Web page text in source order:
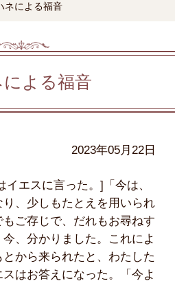
ネによる福音
による福音
2023年05月22日
エスに言った。]「今は、
、少しもたとえを用いられ
ご存じで、だれもお尋ねす
、分かりました。これによ
から来られたと、わたした
はお答えになった。「今よ